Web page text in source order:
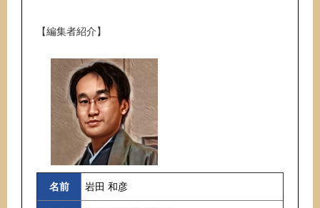
【編集者紹介】
名前 岩田 和彦